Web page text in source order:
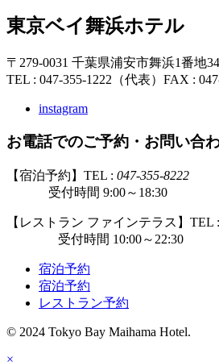
東京ベイ舞浜ホテル
〒279-0031 千葉県浦安市舞浜1番地
TEL : 047-355-1222（代表） FAX :
instagram
お電話でのご予約・お問い合
【宿泊予約】TEL : 047-355-8222
受付時間 9:00～18:30
【レストラン ファインテラス】TEL :
受付時間 10:00～22:30
宿泊予約
宿泊予約
レストラン予約
© 2024 Tokyo Bay Maihama Hotel.
×